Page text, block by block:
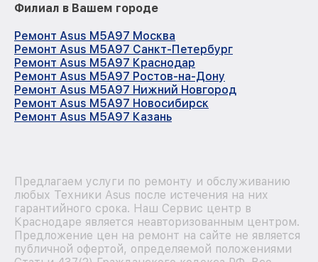
Филиал в Вашем городе
Ремонт Asus M5A97 Москва
Ремонт Asus M5A97 Санкт-Петербург
Ремонт Asus M5A97 Краснодар
Ремонт Asus M5A97 Ростов-на-Дону
Ремонт Asus M5A97 Нижний Новгород
Ремонт Asus M5A97 Новосибирск
Ремонт Asus M5A97 Казань
Предлагаем услуги по ремонту и обслуживанию
любых Техники Asus после истечения на них
гарантийного срока. Наш Сервис центр в
Краснодаре является неавторизованным центром.
Предложение цен на ремонт на сайте не является
публичной офертой, определяемой положениями